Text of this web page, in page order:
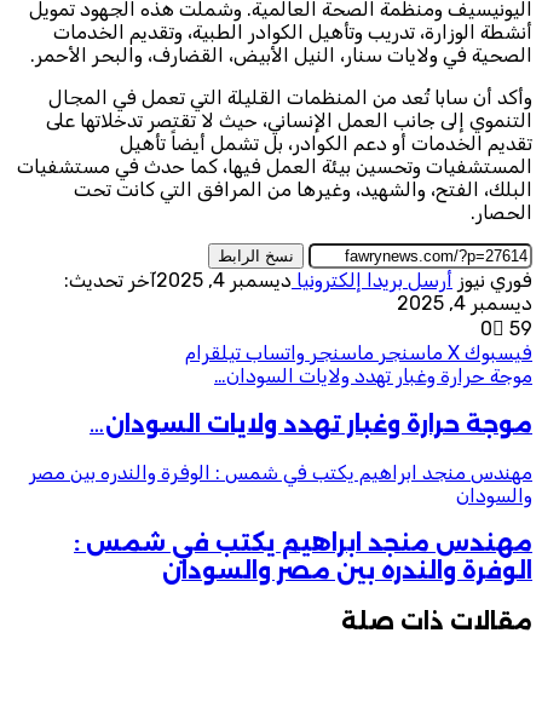
اليونيسيف ومنظمة الصحة العالمية. وشملت هذه الجهود تمويل
أنشطة الوزارة، تدريب وتأهيل الكوادر الطبية، وتقديم الخدمات
الصحية في ولايات سنار، النيل الأبيض، القضارف، والبحر الأحمر.
وأكد أن سابا تُعد من المنظمات القليلة التي تعمل في المجال
التنموي إلى جانب العمل الإنساني، حيث لا تقتصر تدخلاتها على
تقديم الخدمات أو دعم الكوادر، بل تشمل أيضاً تأهيل
المستشفيات وتحسين بيئة العمل فيها، كما حدث في مستشفيات
البلك، الفتح، والشهيد، وغيرها من المرافق التي كانت تحت
الحصار.
نسخ الرابط
فوري نيوز أرسل بريدا إلكترونيا ديسمبر 4, 2025
آخر تحديث:
ديسمبر 4, 2025
0
59
فيسبوك ‫X ماسنجر ماسنجر واتساب تيلقرام
موجة حرارة وغبار تهدد ولايات السودان…
موجة حرارة وغبار تهدد ولايات السودان…
مهندس منجد ابراهيم يكتب في شمس : الوفرة والندره بين مصر
والسودان
مهندس منجد ابراهيم يكتب في شمس :
الوفرة والندره بين مصر والسودان
مقالات ذات صلة